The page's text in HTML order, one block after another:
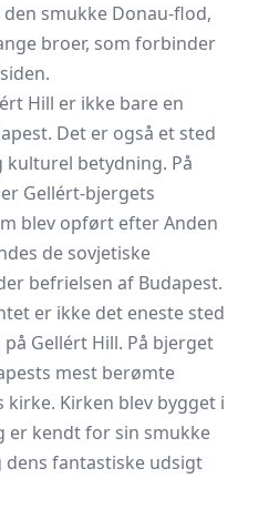
smukke Donau-flod,
broer, som forbinder
Hill er ikke bare en
Det er også et sted
betydning. På
Gellért-bjergets
blev opført efter Anden
de sovjetiske
befrielsen af Budapest.
er ikke det eneste sted
Gellért Hill. På bjerget
mest berømte
kirke. Kirken blev bygget i
er kendt for sin smukke
fantastiske udsigt